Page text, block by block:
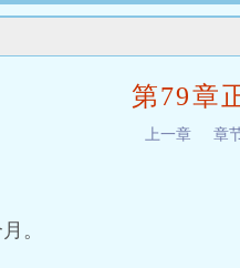
第79章
上一章 章
。